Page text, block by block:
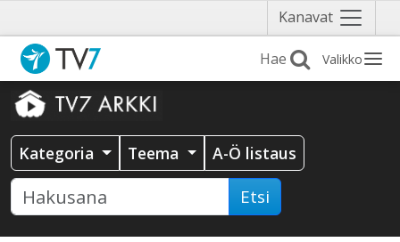
Kanavat Näytä
valikko
Valikko
Kategoria Teema A-Ö listaus
Etsi